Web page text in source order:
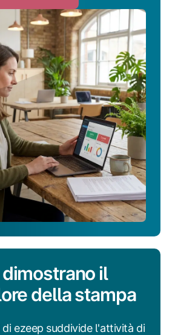
to
Scoprite
come
funziona
il
della stampa
ezeep suddivide l'attività di